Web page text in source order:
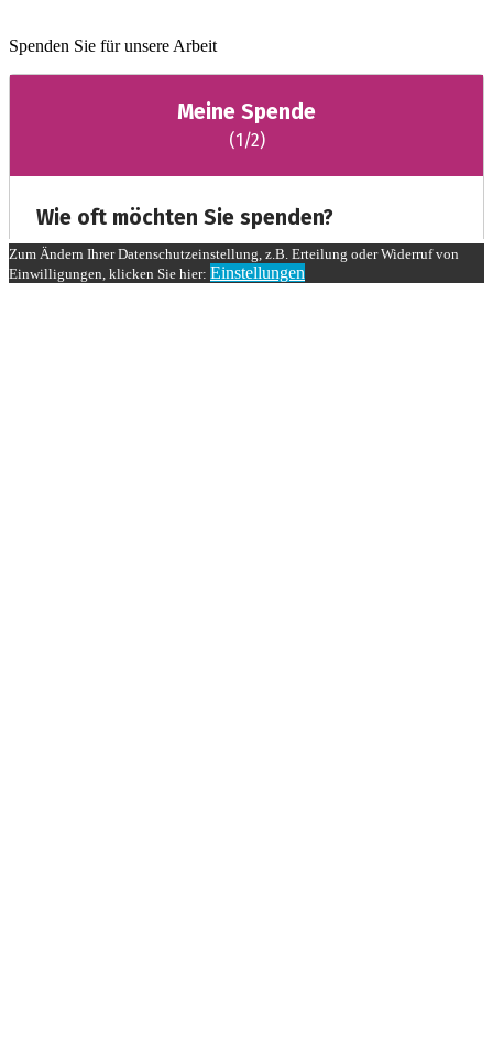
Spenden Sie für unsere Arbeit
Zum Ändern Ihrer Datenschutzeinstellung, z.B. Erteilung oder Widerruf von
Einwilligungen, klicken Sie hier: Einstellungen